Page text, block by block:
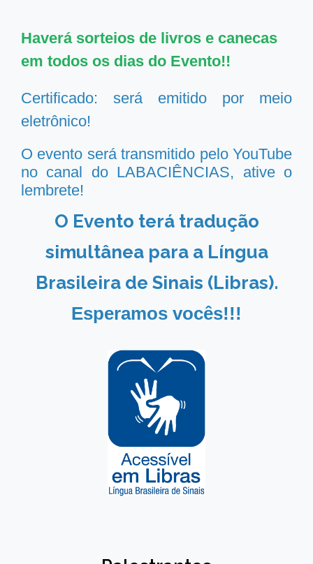
Haverá sorteios de livros e canecas
em todos os dias do Evento!!
Certificado: será emitido por meio
eletrônico!
O evento será transmitido pelo YouTube
no canal do LABACIÊNCIAS, ative o
lembrete!
O Evento terá tradução
simultânea para a Língua
Brasileira de Sinais (Libras).
Esperamos vocês!!!